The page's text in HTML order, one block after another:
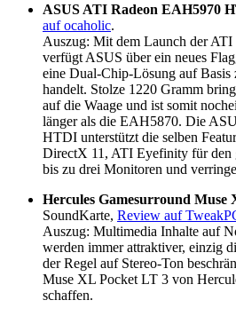
ASUS ATI Radeon EAH5970
auf ocaholic.
Auszug: Mit dem Launch der
verfügt ASUS über ein neues
eine Dual-Chip-Lösung auf
handelt. Stolze 1220 Gramm
auf die Waage und ist somit
länger als die EAH5870. Die
HTDI unterstützt die selben
DirectX 11, ATI Eyefinity für den
bis zu drei Monitoren und
Hercules Gamesurround Muse
SoundKarte, Review auf
Auszug: Multimedia Inhalte auf
werden immer attraktiver, einzig
der Regel auf Stereo-Ton
Muse XL Pocket LT 3 von
schaffen.